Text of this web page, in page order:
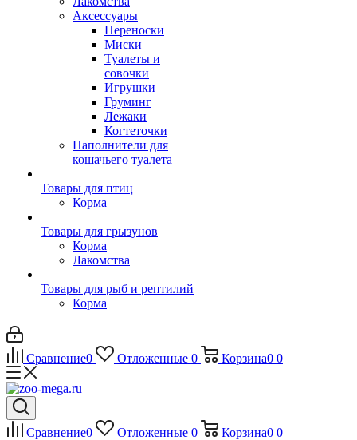
Аксессуары
Переноски
Миски
Туалеты и
совочки
Игрушки
Груминг
Лежаки
Когтеточки
Наполнители для
кошачьего туалета
Товары для птиц
Корма
Товары для грызунов
Корма
Лакомства
Товары для рыб и рептилий
Корма
Сравнение0 Отложенные 0 Корзина0 0
Сравнение0 Отложенные 0 Корзина0 0